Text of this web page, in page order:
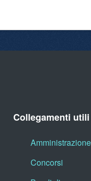
Collegamenti utili
Concorsi